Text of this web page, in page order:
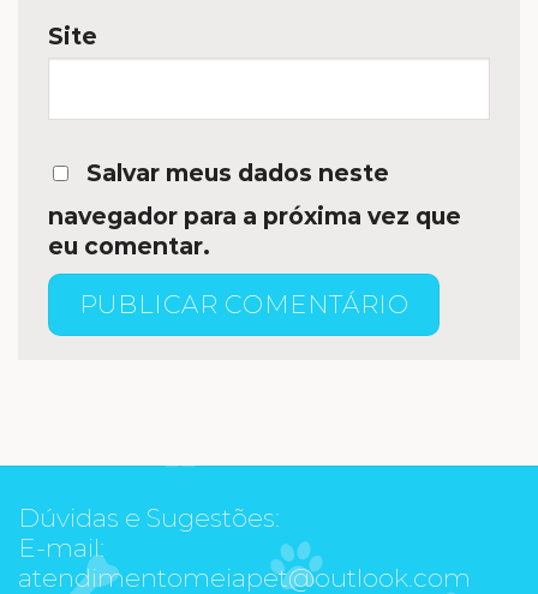
Site
Salvar meus dados neste
navegador para a próxima vez que
eu comentar.
Dúvidas e Sugestões:
E-mail:
atendimentomeiapet@outlook.com